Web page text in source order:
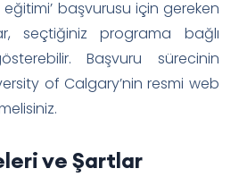
başvurusu için gereken
seçtiğiniz programa bağlı
Başvuru sürecinin
of Calgary’nin resmi web
ve Şartlar